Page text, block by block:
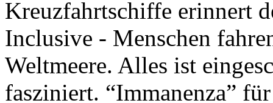
Kreuzfahrtschiffe erinnert
Inclusive - Menschen
Weltmeere. Alles ist
fasziniert. “Immanenza”